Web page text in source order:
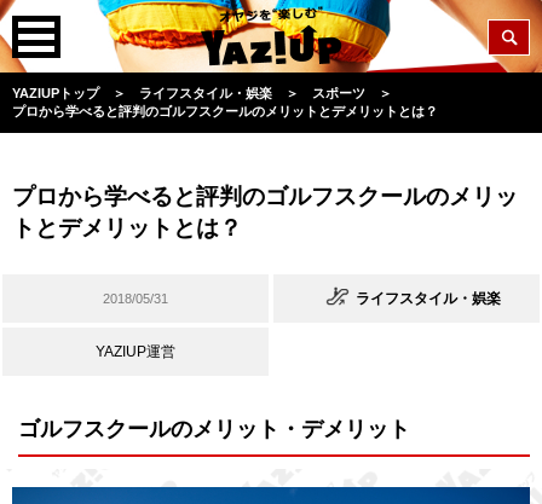
YAZIUPトップ ＞ ライフスタイル・娯楽 ＞ スポーツ
＞
プロから学べると評判のゴルフスクールのメリットとデメリットとは？
プロから学べると評判のゴルフスクールのメリッ
トとデメリットとは？
2018/05/31 ライフスタイル・娯楽
YAZIUP運営
ゴルフスクールのメリット・デメリット